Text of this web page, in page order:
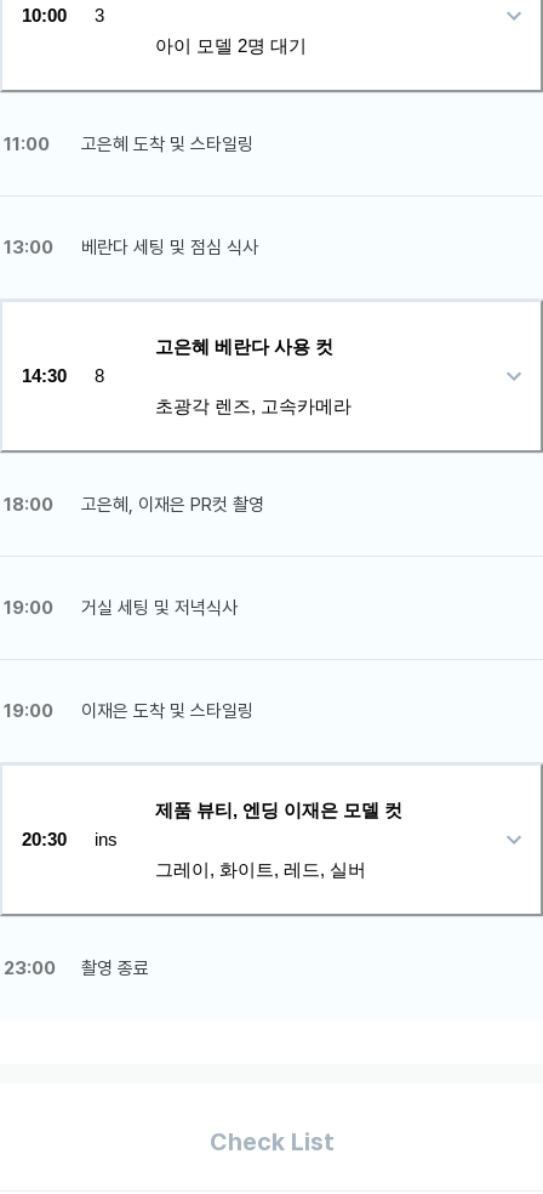
10:00 3
아이 모델 2명 대기
11:00 고은혜 도착 및 스타일링
13:00 베란다 세팅 및 점심 식사
14:30 8
고은혜 베란다 사용 컷
초광각 렌즈, 고속카메라
18:00 고은혜, 이재은 PR컷 촬영
19:00 거실 세팅 및 저녁식사
19:00 이재은 도착 및 스타일링
20:30 ins
제품 뷰티, 엔딩 이재은 모델 컷
그레이, 화이트, 레드, 실버
23:00 촬영 종료
Check List